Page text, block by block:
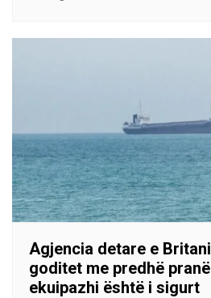
Agjencia detare e
goditet me predhë
ekuipazhi është i sigurt